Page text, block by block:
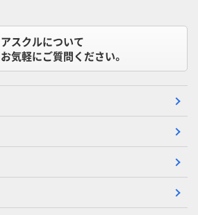
アスクルについて
お気軽にご質問ください。